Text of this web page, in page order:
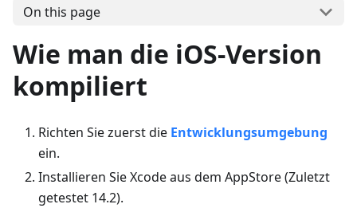
On this page
Wie man die iOS‑Version
kompiliert
Richten Sie zuerst die Entwicklungsumgebung
ein.
Installieren Sie Xcode aus dem AppStore (Zuletzt
getestet 14.2).